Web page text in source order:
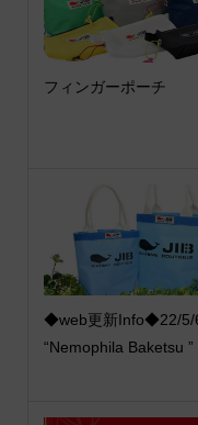
フィンガーポーチ
◆web更新Info◆22/5/
“Nemophila Baketsu ”